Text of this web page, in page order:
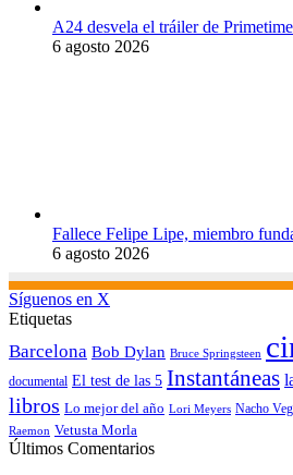
A24 desvela el tráiler de Primetime
6 agosto 2026
Fallece Felipe Lipe, miembro
6 agosto 2026
Síguenos en X
Etiquetas
Barcelona Bob Dylan Bruce Springsteen
documental El test de las 5 Instantáneas
libros Lo mejor del año Lori Meyers Nacho
Raemon Vetusta Morla
Últimos Comentarios